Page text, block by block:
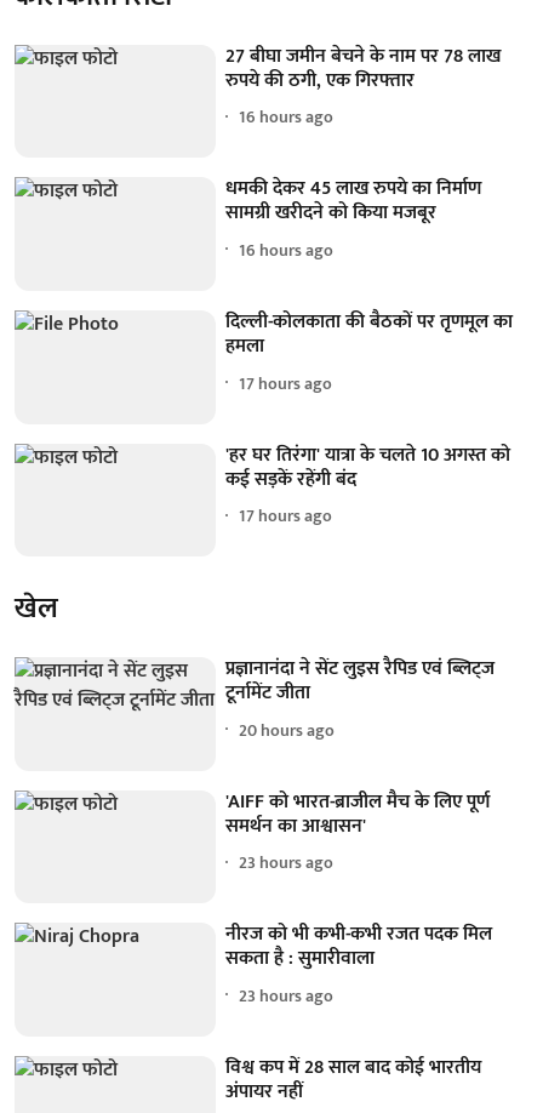
27 बीघा जमीन बेचने के नाम पर 78 लाख
रुपये की ठगी, एक गिरफ्तार
16 hours ago
धमकी देकर 45 लाख रुपये का निर्माण
सामग्री खरीदने को किया मजबूर
16 hours ago
दिल्ली-कोलकाता की बैठकों पर तृणमूल का
हमला
17 hours ago
'हर घर तिरंगा' यात्रा के चलते 10 अगस्त को
कई सड़कें रहेंगी बंद
17 hours ago
खेल
प्रज्ञानानंदा ने सेंट लुइस रैपिड एवं ब्लिट्ज
टूर्नामेंट जीता
20 hours ago
'AIFF को भारत-ब्राजील मैच के लिए पूर्ण
समर्थन का आश्वासन'
23 hours ago
नीरज को भी कभी-कभी रजत पदक मिल
सकता है : सुमारीवाला
23 hours ago
विश्व कप में 28 साल बाद कोई भारतीय
अंपायर नहीं